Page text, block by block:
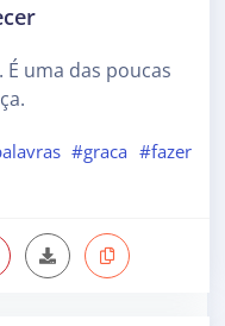
uma das poucas
#graca #fazer